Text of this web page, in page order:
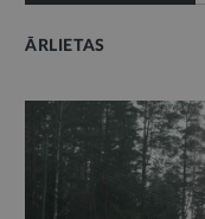
ĀRLIETAS